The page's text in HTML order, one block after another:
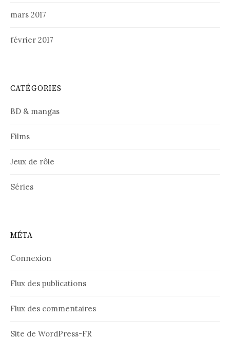
mars 2017
février 2017
CATÉGORIES
BD & mangas
Films
Jeux de rôle
Séries
MÉTA
Connexion
Flux des publications
Flux des commentaires
Site de WordPress-FR